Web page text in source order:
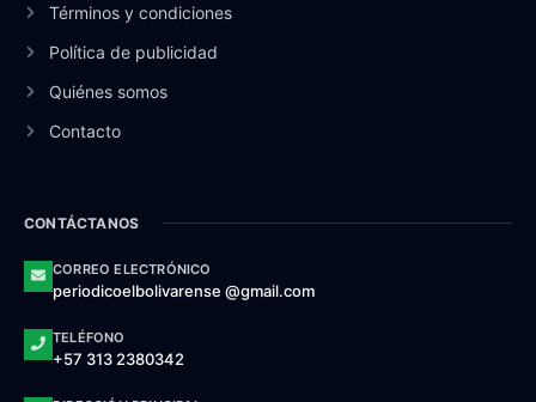
Términos y condiciones
Política de publicidad
Quiénes somos
Contacto
CONTÁCTANOS
CORREO ELECTRÓNICO
periodicoelbolivarense @gmail.com
TELÉFONO
+57 313 2380342